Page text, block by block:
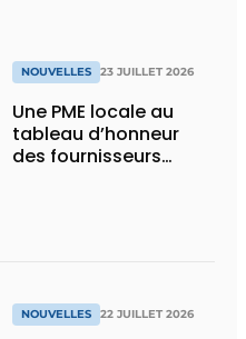
NOUVELLES 23 JUILLET 2026
Une PME locale au
tableau d’honneur
des fournisseurs
NOUVELLES 22 JUILLET 2026